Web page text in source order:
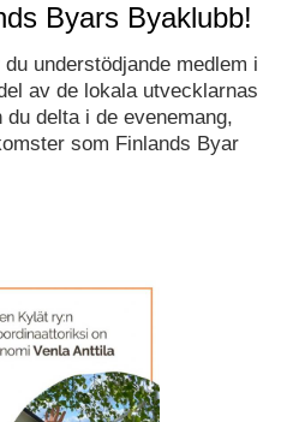
Byars Byaklubb!
understödjande medlem i
av de lokala utvecklarnas
delta i de evenemang,
som Finlands Byar